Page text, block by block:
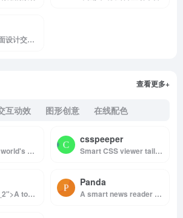
图形交互与界面设计交流、作品展示、学习平台。
互动效 图形创意 在线配色
查看更多+
Discover the world's most beautiful places at every opened tab.
csspeeper
Smart CSS viewer tailored for Designers.
overflowClip_2">A tool for developing responsive websites crazy-fast
Panda
A smart news reader built for productivity.